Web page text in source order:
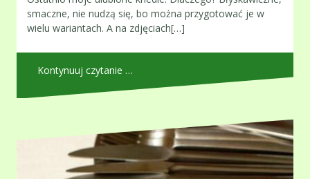
smaczne, nie nudzą się, bo można przygotować je w
wielu wariantach. A na zdjęciach[…]
Kontynuuj czytanie …